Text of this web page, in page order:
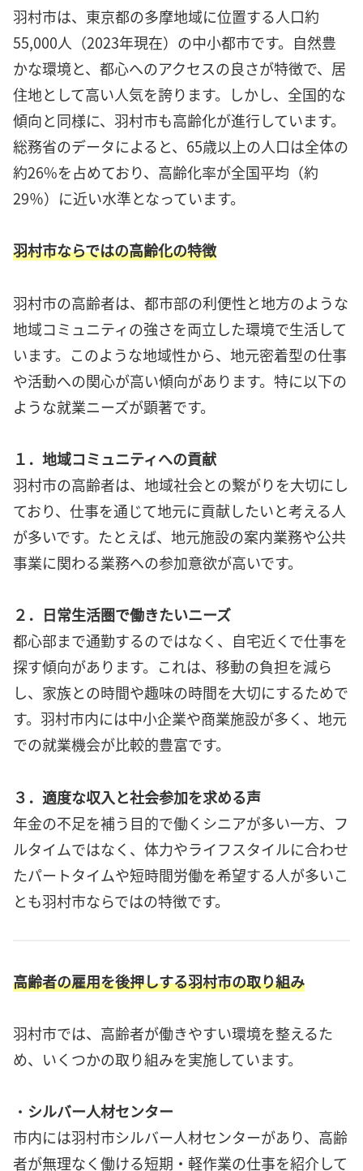
羽村市は、東京都の多摩地域に位置する人口約
55,000人（2023年現在）の中小都市です。自然豊
かな環境と、都心へのアクセスの良さが特徴で、居
住地として高い人気を誇ります。しかし、全国的な
傾向と同様に、羽村市も高齢化が進行しています。
総務省のデータによると、65歳以上の人口は全体の
約26%を占めており、高齢化率が全国平均（約
29％）に近い水準となっています。
羽村市ならではの高齢化の特徴
羽村市の高齢者は、都市部の利便性と地方のような
地域コミュニティの強さを両立した環境で生活して
います。このような地域性から、地元密着型の仕事
や活動への関心が高い傾向があります。特に以下の
ような就業ニーズが顕著です。
１．地域コミュニティへの貢献
羽村市の高齢者は、地域社会との繋がりを大切にし
ており、仕事を通じて地元に貢献したいと考える人
が多いです。たとえば、地元施設の案内業務や公共
事業に関わる業務への参加意欲が高いです。
２．日常生活圏で働きたいニーズ
都心部まで通勤するのではなく、自宅近くで仕事を
探す傾向があります。これは、移動の負担を減ら
し、家族との時間や趣味の時間を大切にするためで
す。羽村市内には中小企業や商業施設が多く、地元
での就業機会が比較的豊富です。
３．適度な収入と社会参加を求める声
年金の不足を補う目的で働くシニアが多い一方、フ
ルタイムではなく、体力やライフスタイルに合わせ
たパートタイムや短時間労働を希望する人が多いこ
とも羽村市ならではの特徴です。
高齢者の雇用を後押しする羽村市の取り組み
羽村市では、高齢者が働きやすい環境を整えるた
め、いくつかの取り組みを実施しています。
・ シルバー人材センター
市内には羽村市シルバー人材センターがあり、高齢
者が無理なく働ける短期・軽作業の仕事を紹介して